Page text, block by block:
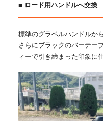
■ ロード用ハンドルへ交換
標準のグラベルハンドルか
さらにブラックのバーテー
ィーで引き締まった印象に